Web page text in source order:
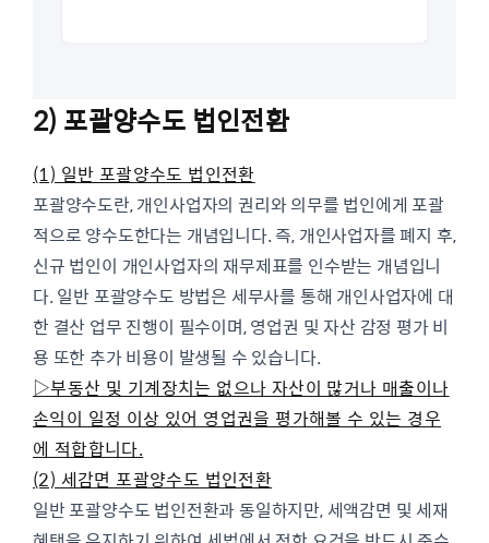
2) 포괄양수도 법인전환
(1) 일반 포괄양수도 법인전환
포괄양수도란, 개인사업자의 권리와 의무를 법인에게 포괄
적으로 양수도한다는 개념입니다. 즉, 개인사업자를 폐지 후,
신규 법인이 개인사업자의 재무제표를 인수받는 개념입니
다. 일반 포괄양수도 방법은 세무사를 통해 개인사업자에 대
한 결산 업무 진행이 필수이며, 영업권 및 자산 감정 평가 비
용 또한 추가 비용이 발생될 수 있습니다.
▷부동산 및 기계장치는 없으나 자산이 많거나 매출이나
손익이 일정 이상 있어 영업권을 평가해볼 수 있는 경우
에 적합합니다.
(2) 세감면 포괄양수도 법인전환
일반 포괄양수도 법인전환과 동일하지만, 세액감면 및 세재